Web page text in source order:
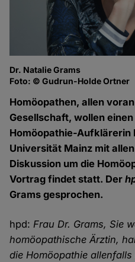
Dr. Natalie Grams
Foto: © Gudrun-Holde Ortner
Homöopathen, allen
Gesellschaft, wollen
Homöopathie-Aufklärerin
Universität Mainz mit
Diskussion um die
Vortrag findet statt. Der
Grams gesprochen.
hpd:Frau Dr. Grams, Sie
homöopathische Ärztin,
die Homöopathie